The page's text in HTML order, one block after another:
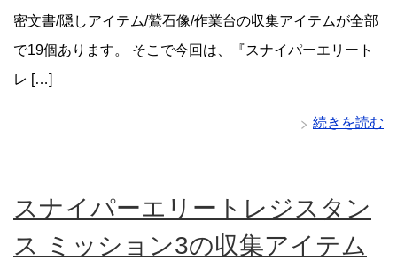
密文書/隠しアイテム/鷲石像/作業台の収集アイテムが全部
で19個あります。 そこで今回は、『スナイパーエリート
レ […]
続きを読む
スナイパーエリートレジスタン
ス ミッション3の収集アイテム